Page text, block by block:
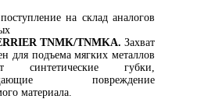
на склад аналогов
TNMK/TNMKA. Захват
для подъема мягких металлов
губки,
повреждение
материала.